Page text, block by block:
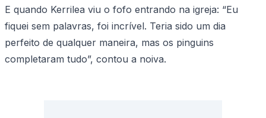
E quando Kerrilea viu o fofo entrando na igreja: “Eu
fiquei sem palavras, foi incrível. Teria sido um dia
perfeito de qualquer maneira, mas os pinguins
completaram tudo”, contou a noiva.